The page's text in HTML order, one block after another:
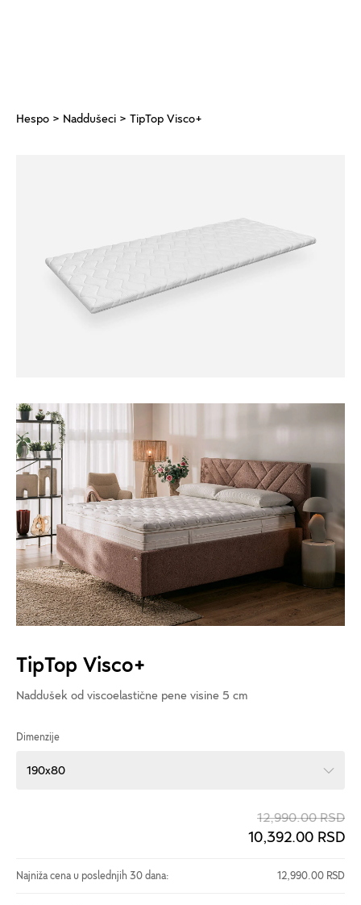
Hespo > Naddušeci > TipTop Visco+
TipTop Visco+
Naddušek od viscoelastične pene visine 5 cm
Dimenzije
190x80
12,990.00 RSD
10,392.00 RSD
Najniža cena u poslednjih 30 dana: 12,990.00 RSD